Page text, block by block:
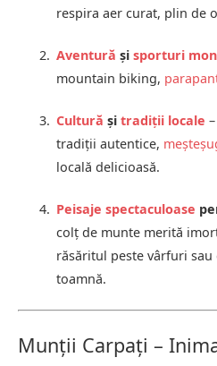
respira aer curat, plin de
Aventură și sporturi
mountain biking,
Cultură și tradiții locale
tradiții autentice,
locală delicioasă.
Peisaje spectaculoase
colț de munte merită
răsăritul peste vârfuri
toamnă.
Munții Carpați –